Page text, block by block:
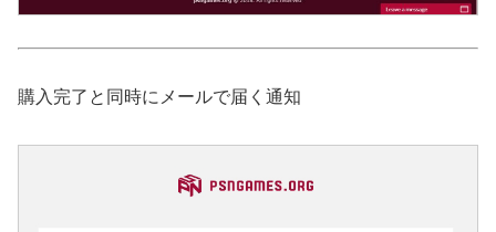
購入完了と同時にメールで届く通知